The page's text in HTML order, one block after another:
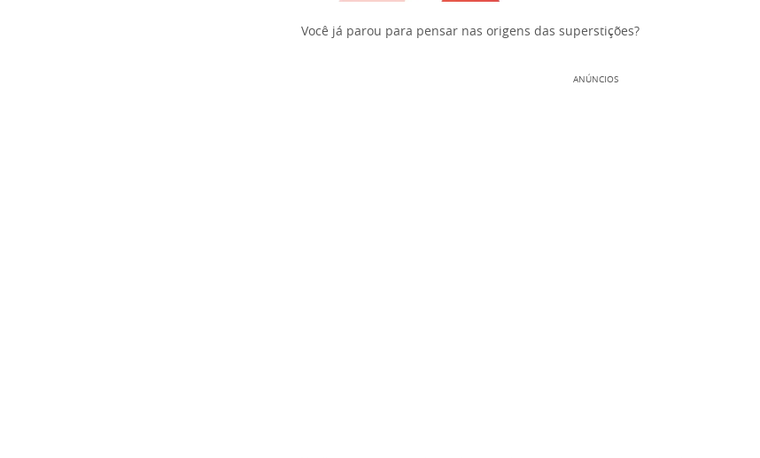
Você já parou para pensar nas origens das superstições?
ANÚNCIOS